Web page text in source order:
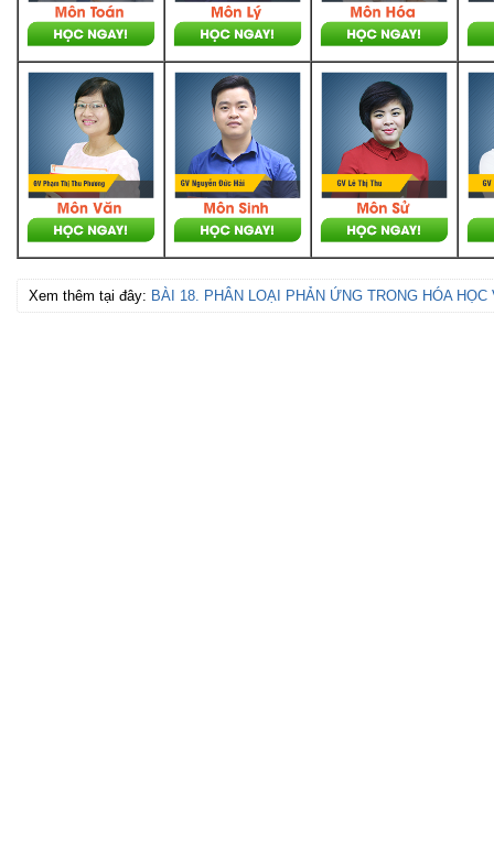
Xem thêm tại đây: BÀI 18. PHÂN LOẠI PHẢN ỨNG TRONG HÓA HỌC